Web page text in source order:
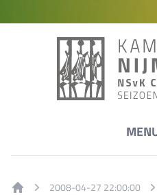
2008-04-27 22:00:00